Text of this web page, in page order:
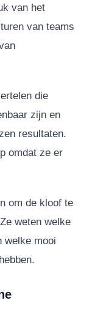
van het
van teams
die
zijn en
resultaten.
omdat ze er
om de kloof te
weten welke
welke mooi